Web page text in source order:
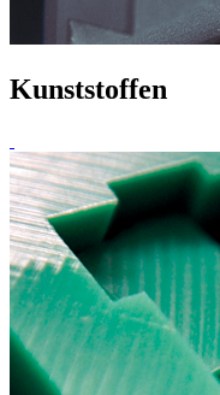
Kunststoffen